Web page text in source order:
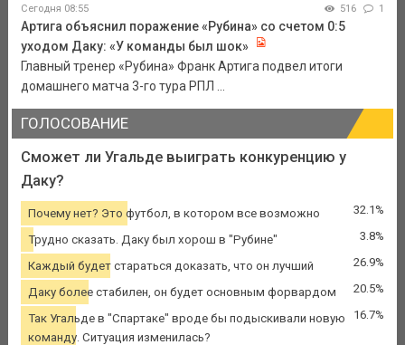
Сегодня 08:55 516 1
Артига объяснил поражение «Рубина» со счетом 0:5
уходом Даку: «У команды был шок»
Главный тренер «Рубина» Франк Артига подвел итоги
домашнего матча 3-го тура РПЛ ...
ГОЛОСОВАНИЕ
Сможет ли Угальде выиграть конкуренцию у
Даку?
Почему нет? Это футбол, в котором все возможно 32.1%
Трудно сказать. Даку был хорош в "Рубине" 3.8%
Каждый будет стараться доказать, что он лучший 26.9%
Даку более стабилен, он будет основным форвардом 20.5%
Так Угальде в "Спартаке" вроде бы подыскивали новую
команду. Ситуация изменилась?
16.7%